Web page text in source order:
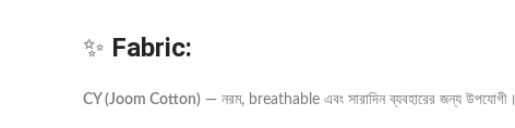
✨ Fabric:
CY (Joom Cotton) — নরম, breathable এবং সারাদিন ব্যবহারের জন্য উপযোগী।